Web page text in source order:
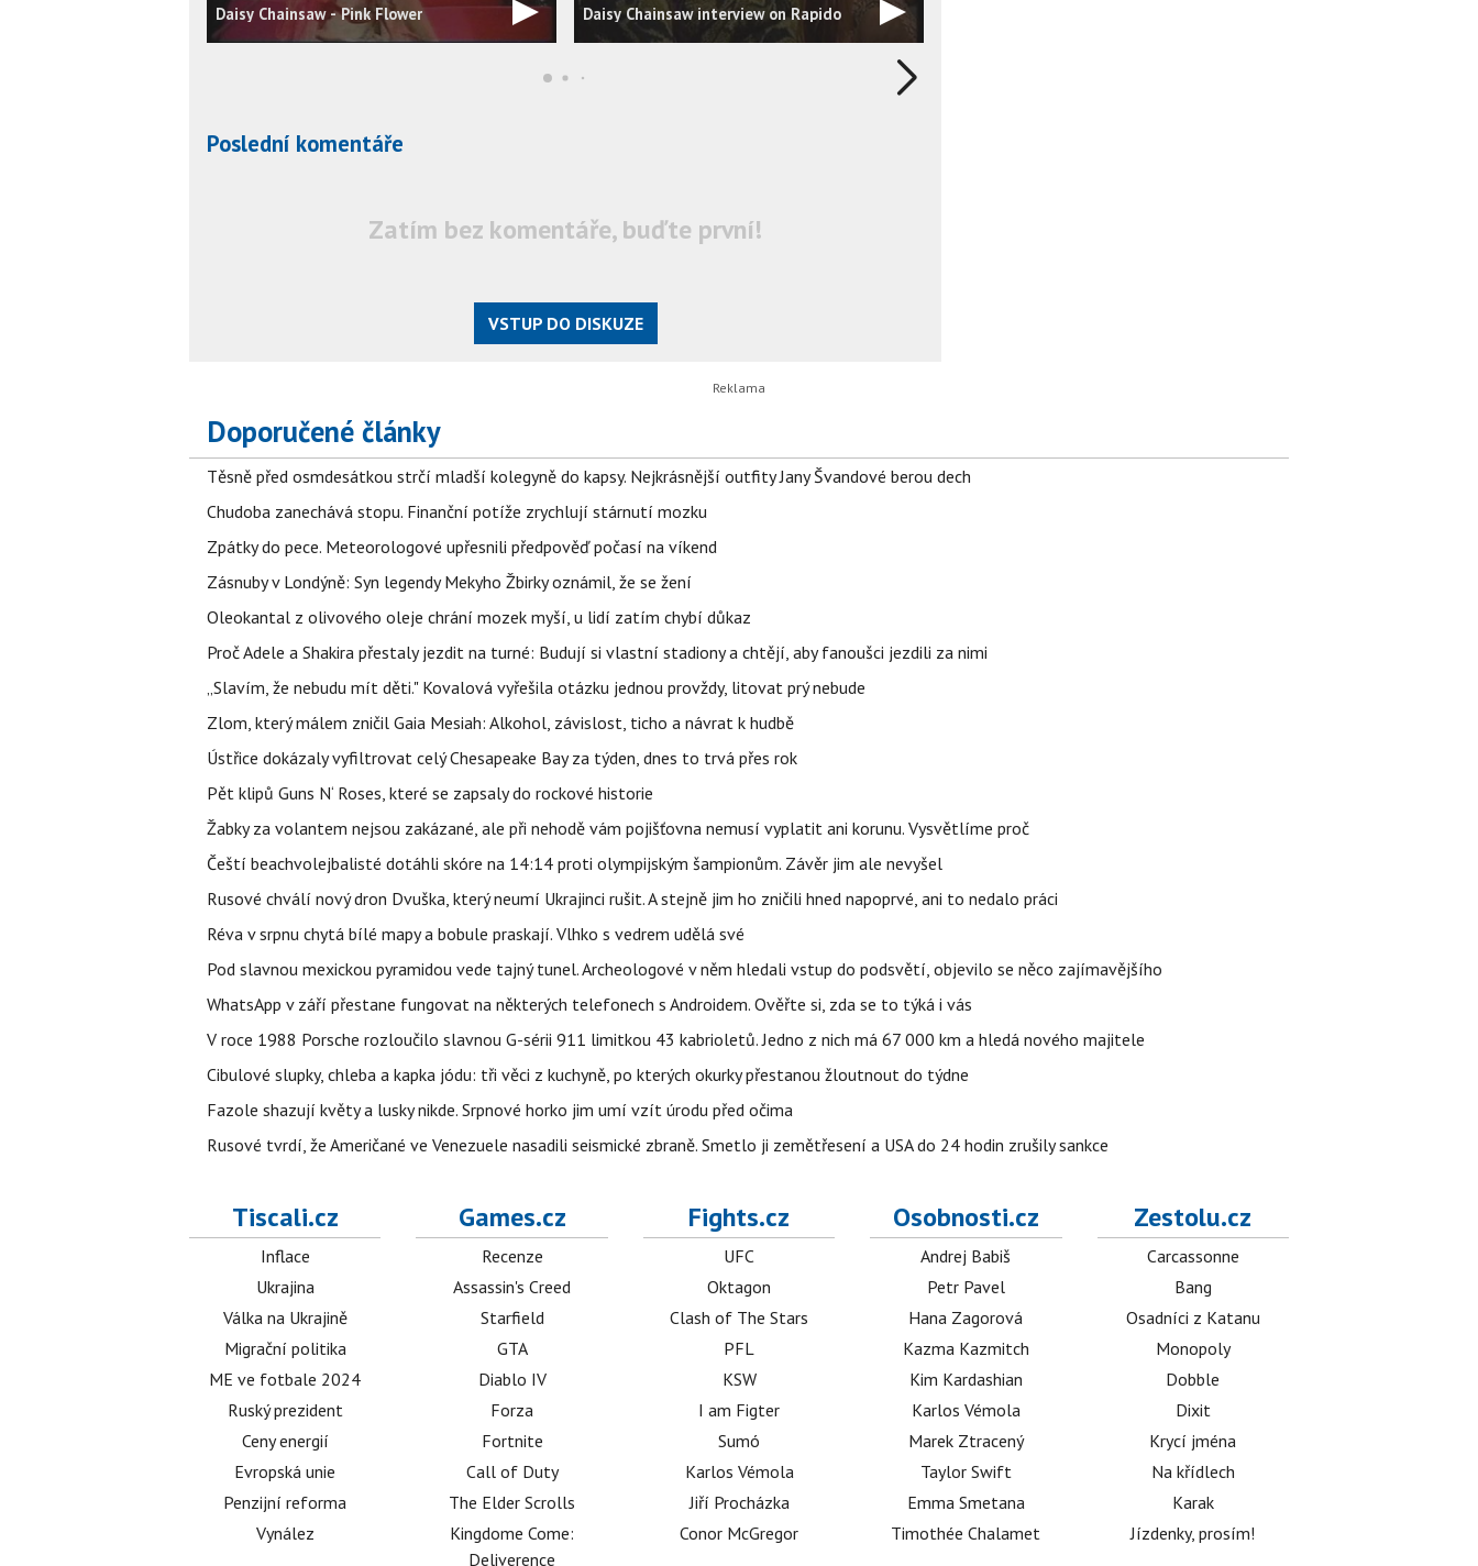
Daisy Chainsaw - Pink Flower Daisy Chainsaw interview on Rapido
Poslední komentáře
Zatím bez komentáře, buďte první!
VSTUP DO DISKUZE
Doporučené články
Těsně před osmdesátkou strčí mladší kolegyně do kapsy. Nejkrásnější outfity Jany Švandové berou dech
Chudoba zanechává stopu. Finanční potíže zrychlují stárnutí mozku
Zpátky do pece. Meteorologové upřesnili předpověď počasí na víkend
Zásnuby v Londýně: Syn legendy Mekyho Žbirky oznámil, že se žení
Oleokantal z olivového oleje chrání mozek myší, u lidí zatím chybí důkaz
Proč Adele a Shakira přestaly jezdit na turné: Budují si vlastní stadiony a chtějí, aby fanoušci jezdili za nimi
„Slavím, že nebudu mít děti." Kovalová vyřešila otázku jednou provždy, litovat prý nebude
Zlom, který málem zničil Gaia Mesiah: Alkohol, závislost, ticho a návrat k hudbě
Ústřice dokázaly vyfiltrovat celý Chesapeake Bay za týden, dnes to trvá přes rok
Pět klipů Guns N‘ Roses, které se zapsaly do rockové historie
Žabky za volantem nejsou zakázané, ale při nehodě vám pojišťovna nemusí vyplatit ani korunu. Vysvětlíme proč
Čeští beachvolejbalisté dotáhli skóre na 14:14 proti olympijským šampionům. Závěr jim ale nevyšel
Rusové chválí nový dron Dvuška, který neumí Ukrajinci rušit. A stejně jim ho zničili hned napoprvé, ani to nedalo práci
Réva v srpnu chytá bílé mapy a bobule praskají. Vlhko s vedrem udělá své
Pod slavnou mexickou pyramidou vede tajný tunel. Archeologové v něm hledali vstup do podsvětí, objevilo se něco zajímavějšího
WhatsApp v září přestane fungovat na některých telefonech s Androidem. Ověřte si, zda se to týká i vás
V roce 1988 Porsche rozloučilo slavnou G-sérii 911 limitkou 43 kabrioletů. Jedno z nich má 67 000 km a hledá nového majitele
Cibulové slupky, chleba a kapka jódu: tři věci z kuchyně, po kterých okurky přestanou žloutnout do týdne
Fazole shazují květy a lusky nikde. Srpnové horko jim umí vzít úrodu před očima
Rusové tvrdí, že Američané ve Venezuele nasadili seismické zbraně. Smetlo ji zemětřesení a USA do 24 hodin zrušily sankce
Tiscali.cz
Inflace
Ukrajina
Válka na Ukrajině
Migrační politika
ME ve fotbale 2024
Ruský prezident
Ceny energií
Evropská unie
Penzijní reforma
Vynález
Games.cz
Recenze
Assassin's Creed
Starfield
GTA
Diablo IV
Forza
Fortnite
Call of Duty
The Elder Scrolls
Kingdome Come:
Deliverence
Fights.cz
UFC
Oktagon
Clash of The Stars
PFL
KSW
I am Figter
Sumó
Karlos Vémola
Jiří Procházka
Conor McGregor
Osobnosti.cz
Andrej Babiš
Petr Pavel
Hana Zagorová
Kazma Kazmitch
Kim Kardashian
Karlos Vémola
Marek Ztracený
Taylor Swift
Emma Smetana
Timothée Chalamet
Zestolu.cz
Carcassonne
Bang
Osadníci z Katanu
Monopoly
Dobble
Dixit
Krycí jména
Na křídlech
Karak
Jízdenky, prosím!